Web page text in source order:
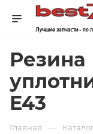
Резина
E43
Главная —